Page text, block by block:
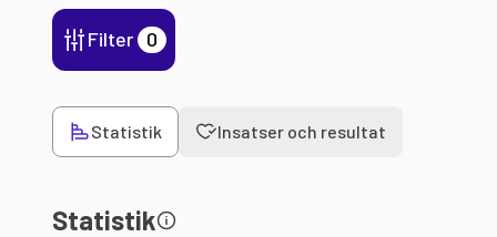
Filter 0
Statistik Insatser och resultat
Statistik